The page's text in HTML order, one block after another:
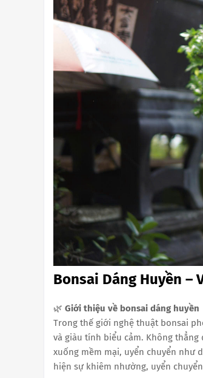
Bonsai Dáng Huyền –
🌿 Giới thiệu về bonsai dáng huyền
Trong thế giới nghệ thuật bonsai
và giàu tính biểu cảm. Không
xuống mềm mại, uyển chuyển như
hiện sự khiêm nhường, uyển